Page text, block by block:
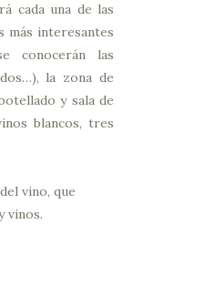
cada una de las
más interesantes
conocerán las
la zona de
y sala de
blancos, tres
vino, que
vinos.